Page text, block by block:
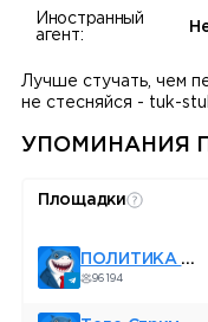
Иностранный
агент:
Лучше стучать, чем
не стесняйся - tuk-
УПОМИНАНИЯ
Площадки
ПОЛИТИКА В КРУГУ
96 194